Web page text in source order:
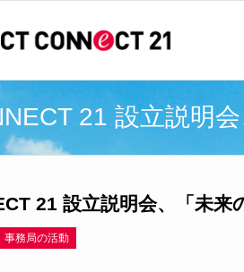
21 設立説明
21 設立説明会、「未来
事務局の活動